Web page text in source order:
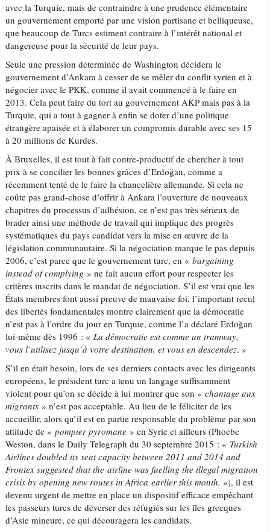
avec la Turquie, mais de contraindre à une prudence élémentaire
un gouvernement emporté par une vision partisane et belliqueuse,
que beaucoup de Turcs estiment contraire à l’intérêt national et
dangereuse pour la sécurité de leur pays.
Seule une pression déterminée de Washington décidera le
gouvernement d’Ankara à cesser de se mêler du conflit syrien et à
négocier avec le PKK, comme il avait commencé à le faire en
2013. Cela peut faire du tort au gouvernement AKP mais pas à la
Turquie, qui a tout à gagner à enfin se doter d’une politique
étrangère apaisée et à élaborer un compromis durable avec ses 15
à 20 millions de Kurdes.
À Bruxelles, il est tout à fait contre-productif de chercher à tout
prix à se concilier les bonnes grâces d’Erdoğan, comme a
récemment tenté de le faire la chancelière allemande. Si cela ne
coûte pas grand-chose d’offrir à Ankara l’ouverture de nouveaux
chapitres du processus d’adhésion, ce n’est pas très sérieux de
brader ainsi une méthode de travail qui implique des progrès
systématiques du pays candidat vers la mise en œuvre de la
législation communautaire. Si la négociation marque le pas depuis
2006, c’est parce que le gouvernement turc, en «bargaining
instead of complying» ne fait aucun effort pour respecter les
critères inscrits dans le mandat de négociation. S’il est vrai que les
États membres font aussi preuve de mauvaise foi, l’important recul
des libertés fondamentales montre clairement que la démocratie
n’est pas à l’ordre du jour en Turquie, comme l’a déclaré Erdoğan
lui-même dès 1996 : «La démocratie est comme un tramway,
vous l’utilisez jusqu’à votre destination, et vous en descendez. »
S’il en était besoin, lors de ses derniers contacts avec les dirigeants
européens, le président turc a tenu un langage suffisamment
violent pour qu’on se décide à lui montrer que son «chantage aux
migrants » n’est pas acceptable. Au lieu de le féliciter de les
accueillir, alors qu’il est en partie responsable du problème par son
attitude de «pompier pyromane » en Syrie et ailleurs (Phoebe
Weston, dans le Daily Telegraph du 30 septembre 2015 : « Turkish
Airlines doubled its seat capacity between 2011 and 2014 and
Frontex suggested that theairline was fuelling the illegal migration
crisis by opening new routes in Africa earlier this month.»), il est
devenu urgent de mettre en place un dispositif efficace empêchant
les passeurs turcs de déverser des réfugiés sur les îles grecques
d’Asie mineure, ce qui découragera les candidats.